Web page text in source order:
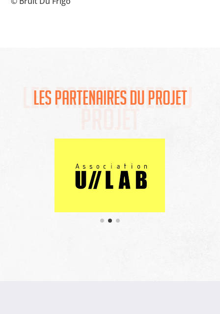
Les partenaires du
projet
Les partenaires du projet